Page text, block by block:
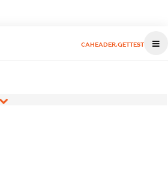
CAHEADER.GETTEST